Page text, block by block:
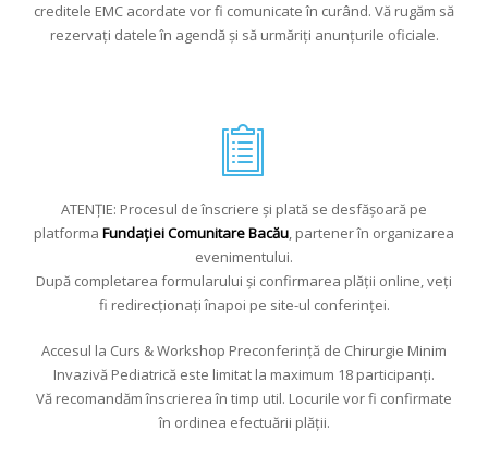
creditele EMC acordate vor fi comunicate în curând. Vă rugăm să
rezervați datele în agendă și să urmăriți anunțurile oficiale.
ATENȚIE: Procesul de înscriere și plată se desfășoară pe
platforma Fundației Comunitare Bacău, partener în organizarea
evenimentului.
După completarea formularului și confirmarea plății online, veți
fi redirecționați înapoi pe site-ul conferinței.
Accesul la Curs & Workshop Preconferință de Chirurgie Minim
Invazivă Pediatrică este limitat la maximum 18 participanți.
Vă recomandăm înscrierea în timp util. Locurile vor fi confirmate
în ordinea efectuării plății.